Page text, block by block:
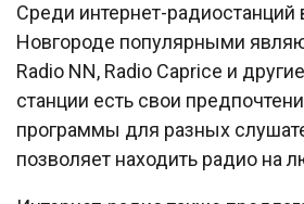
Среди интернет-
Новгороде популярными
Radio NN, Radio Caprice и
станции есть свои
программы для разных
позволяет находить радио на